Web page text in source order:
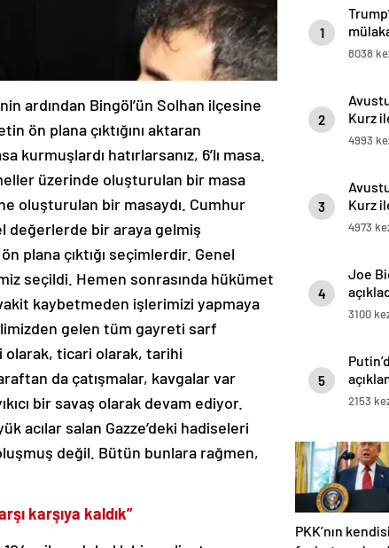
ardından Bingöl’ün Solhan ilçesine
ön plana çıktığını aktaran
kurmuşlardı hatırlarsanız, 6’lı masa.
üzerinde oluşturulan bir masa
oluşturulan bir masaydı. Cumhur
değerlerde bir araya gelmiş
plana çıktığı seçimlerdir. Genel
seçildi. Hemen sonrasında hükümet
kaybetmeden işlerimizi yapmaya
gelen tüm gayreti sarf
olarak, ticari olarak, tarihi
da çatışmalar, kavgalar var
bir savaş olarak devam ediyor.
acılar salan Gazze’deki hadiseleri
değil. Bütün bunlara rağmen,
karşıya kaldık”
1
8038
2
Kurz
4993
3
Kurz
4973
4
Joe
3100
5
2153
PKK’nın